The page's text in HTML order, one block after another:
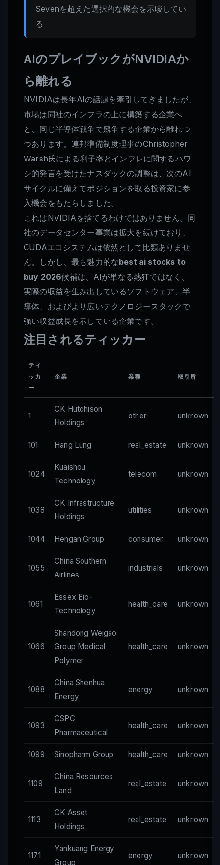
Sevenを超えた選択的な機会を示唆してい
る
AIのプレイブックがNVIDIAか
ら離れる
NVIDIAは長年AIの話題を牽引してきましたが、
市場は同社のインフラの上に構築する企業へ
と、同じ半導体戦争で競争する企業から離れつ
つあります。連邦準備制度理事のChristopher
Warsh氏による利子率とインフレに関するハワ
シ的発言を受けたナスダックの調整は、次のAI
サイクルに備えてポジションを取る投資家に参
入機会をもたらしました。
これはNVIDIAを捨てるわけではありません。同
社のデータセンター事業は拡大を続けており、
CUDAエコシステムは依然として比類ありませ
ん。しかし、最も魅力的なbest ai stocks to
buy 2026候補は、AIが単なる熱狂ではなく、
実際の収益を生み出しているソフトウェア、半
導体、およびより広いテクノロジースタックで
強い収益成長を示している企業です。
注目されるティッカー
ティ
ッカ
ー
企業 業種 取引所
1
CK Hutchison
Holdings
other unknown
101 Hang Lung real_estate unknown
1024
Kuaishou
Technology
telecom unknown
1038
CK Infrastructure
Holdings
utilities unknown
1044 Hengan Group consumer unknown
1055
China Southern
Airlines
industrials unknown
1061
Essex Bio-
Technology
health_care unknown
1066
Shandong Weigao
Group Medical
Polymer
health_care unknown
1088
China Shenhua
Energy
energy unknown
1093
CSPC
Pharmaceutical
health_care unknown
1099 Sinopharm Group health_care unknown
1109
China Resources
Land
real_estate unknown
1113
CK Asset
Holdings
real_estate unknown
1171
Yankuang Energy
Group
energy unknown